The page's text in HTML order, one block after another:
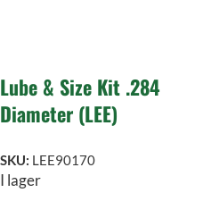
Lube & Size Kit .284
Diameter (LEE)
SKU: LEE90170
I lager